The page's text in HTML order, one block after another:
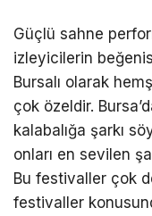
Güçlü sahne
izleyicilerin
Bursalı olarak
çok özeldir.
kalabalığa şarkı
onları en sevilen
Bu festivaller çok
festivaller